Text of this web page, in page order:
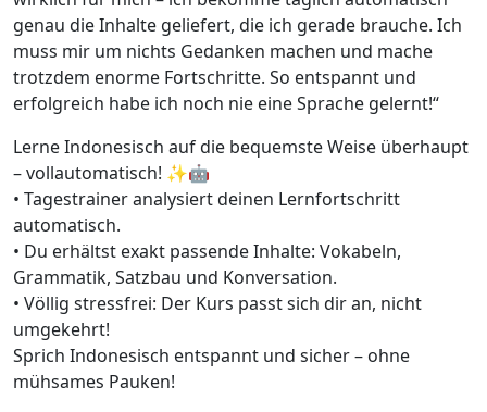
genau die Inhalte geliefert, die ich gerade brauche. Ich
muss mir um nichts Gedanken machen und mache
trotzdem enorme Fortschritte. So entspannt und
erfolgreich habe ich noch nie eine Sprache gelernt!“
Lerne Indonesisch auf die bequemste Weise überhaupt
– vollautomatisch! ✨🤖
• Tagestrainer analysiert deinen Lernfortschritt
automatisch.
• Du erhältst exakt passende Inhalte: Vokabeln,
Grammatik, Satzbau und Konversation.
• Völlig stressfrei: Der Kurs passt sich dir an, nicht
umgekehrt!
Sprich Indonesisch entspannt und sicher – ohne
mühsames Pauken!